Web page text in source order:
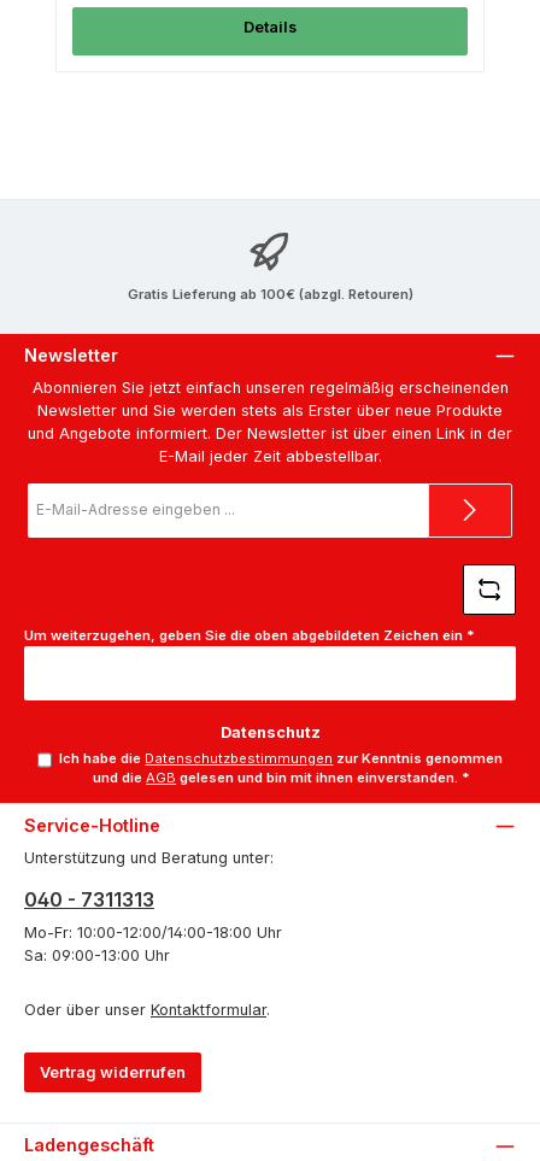
Details
Gratis Lieferung ab 100€ (abzgl. Retouren)
Newsletter
Abonnieren Sie jetzt einfach unseren regelmäßig erscheinenden
Newsletter und Sie werden stets als Erster über neue Produkte
und Angebote informiert. Der Newsletter ist über einen Link in der
E-Mail jeder Zeit abbestellbar.
Mail-
Um weiterzugehen, geben Sie die oben abgebildeten Zeichen ein *
Datenschutz
Ich habe die Datenschutzbestimmungen zur Kenntnis genommen
und dieAGB gelesen und bin mit ihnen einverstanden. *
Service-Hotline
Unterstützung und Beratung unter:
040 - 7311313
Mo-Fr: 10:00-12:00/14:00-18:00 Uhr
Sa: 09:00-13:00 Uhr
Oder über unser Kontaktformular.
Vertrag widerrufen
Ladengeschäft